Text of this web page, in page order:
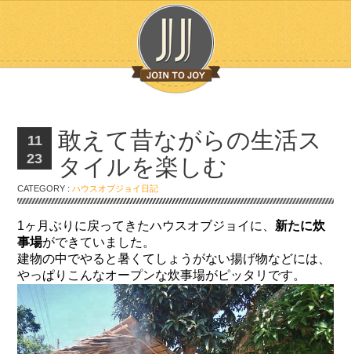
11
23
敢えて昔ながらの生活ス
タイルを楽しむ
CATEGORY :ハウスオブジョイ日記
1ヶ月ぶりに戻ってきたハウスオブジョイに、 新たに炊
事場ができていました。
建物の中でやると暑くてしょうがない揚げ物などには、
やっぱりこんなオープンな炊事場がピッタリです。